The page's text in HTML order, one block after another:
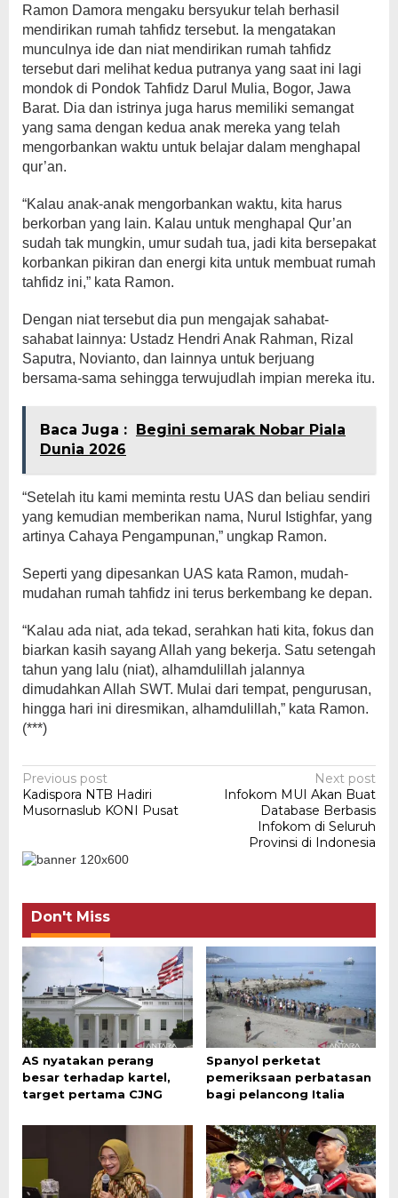
Ramon Damora mengaku bersyukur telah berhasil
mendirikan rumah tahfidz tersebut. Ia mengatakan
munculnya ide dan niat mendirikan rumah tahfidz
tersebut dari melihat kedua putranya yang saat ini lagi
mondok di Pondok Tahfidz Darul Mulia, Bogor, Jawa
Barat. Dia dan istrinya juga harus memiliki semangat
yang sama dengan kedua anak mereka yang telah
mengorbankan waktu untuk belajar dalam menghapal
qur’an.
“Kalau anak-anak mengorbankan waktu, kita harus
berkorban yang lain. Kalau untuk menghapal Qur’an
sudah tak mungkin, umur sudah tua, jadi kita bersepakat
korbankan pikiran dan energi kita untuk membuat rumah
tahfidz ini,” kata Ramon.
Dengan niat tersebut dia pun mengajak sahabat-
sahabat lainnya: Ustadz Hendri Anak Rahman, Rizal
Saputra, Novianto, dan lainnya untuk berjuang
bersama-sama sehingga terwujudlah impian mereka itu.
Baca Juga : Begini semarak Nobar Piala
Dunia 2026
“Setelah itu kami meminta restu UAS dan beliau sendiri
yang kemudian memberikan nama, Nurul Istighfar, yang
artinya Cahaya Pengampunan,” ungkap Ramon.
Seperti yang dipesankan UAS kata Ramon, mudah-
mudahan rumah tahfidz ini terus berkembang ke depan.
“Kalau ada niat, ada tekad, serahkan hati kita, fokus dan
biarkan kasih sayang Allah yang bekerja. Satu setengah
tahun yang lalu (niat), alhamdulillah jalannya
dimudahkan Allah SWT. Mulai dari tempat, pengurusan,
hingga hari ini diresmikan, alhamdulillah,” kata Ramon.
(***)
Post
navigation
Previous post
Kadispora NTB Hadiri
Musornaslub KONI Pusat
Next post
Infokom MUI Akan Buat
Database Berbasis
Infokom di Seluruh
Provinsi di Indonesia
Don't Miss
AS nyatakan perang
besar terhadap kartel,
target pertama CJNG
Spanyol perketat
pemeriksaan perbatasan
bagi pelancong Italia